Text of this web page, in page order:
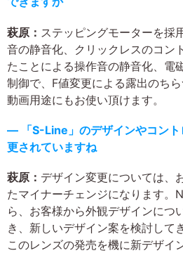
萩原： ステッピングモーターを採
音の静音化、クリックレスのコン
たことによる操作音の静音化、電
制御で、F値変更による露出のち
動画用途にもお使い頂けます。
― 「S-Line」のデザインやコント
更されていますね
萩原： デザイン変更については、
たマイナーチェンジになります。
ら、お客様から外観デザインにつ
き、新しいデザイン案を検討して
このレンズの発売を機に新デザイ